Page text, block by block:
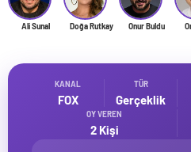
Ali Sunal Doğa Rutkay Onur Buldu
KANAL
FOX
TÜR
Gerçeklik
OY VEREN
2 Kişi